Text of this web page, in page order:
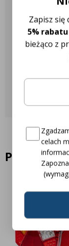
Nasza
Twojej
Najczęściej
Skontaktuj
Podobne
Zapisz się
5% rabatu
bieżąco z
Email
Consent
celach
Oto